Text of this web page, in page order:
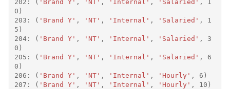
202 : ( 'Brand Y' , 'NT' , 'Internal' , 'Salaried' ,
1
0 )
203 : ( 'Brand Y' , 'NT' , 'Internal' , 'Salaried' ,
1
5 )
204: ( 'Brand Y' , 'NT' , 'Internal' , 'Salaried' ,
3
0 )
205 : ( 'Brand Y' , 'NT' , 'Internal' , 'Salaried' ,
6
0 )
206 : ( 'Brand Y' , 'NT' , 'Internal' , 'Hourly' , 6 )
207 : ( 'Brand Y' , 'NT' , 'Internal' , 'Hourly' , 10 )